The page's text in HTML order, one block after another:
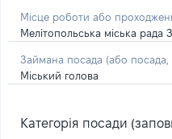
Місце роботи або
Мелітопольська міська рада
Займана посада (або посада,
Міський голова
Категорія посади